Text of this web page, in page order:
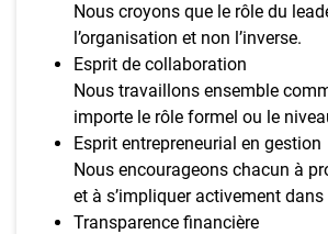
Nous croyons que le rôle du
l’organisation et non l’inverse.
Esprit de collaboration
Nous travaillons ensemble
importe le rôle formel ou le
Esprit entrepreneurial en gestion
Nous encourageons chacun à
et à s’impliquer activement
Transparence financière